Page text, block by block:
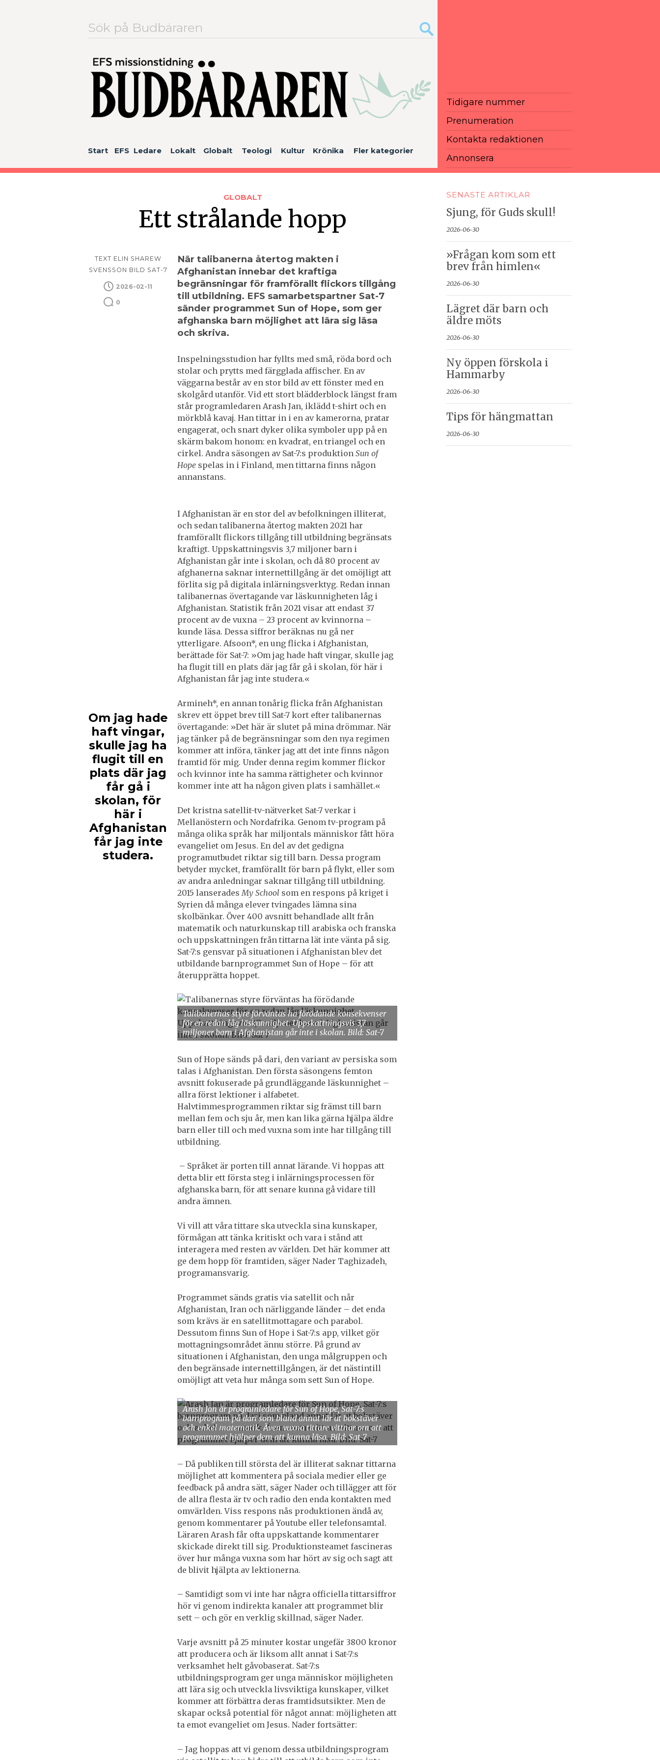
Sök
efter:
Start EFS Ledare Lokalt Globalt Teologi Kultur Krönika Fler kategorier
Tidigare nummer
Prenumeration
Kontakta redaktionen
Annonsera
GLOBALT
Ett strålande hopp
TEXT ELIN SHAREW
SVENSSON BILD SAT-7
2026-02-11
0
När talibanerna återtog makten i
Afghanistan innebar det kraftiga
begränsningar för framförallt flickors tillgång
till utbildning. EFS sam­arbets­partner Sat-7
sänder programmet Sun of Hope, som ger
afghanska barn möjlighet att lära sig läsa
och skriva.
Inspelningsstudion har fyllts med små, röda bord och
stolar och prytts med färgglada affischer. En av
väggarna består av en stor bild av ett fönster med en
skolgård utanför. Vid ett stort blädderblock längst fram
står programledaren Arash Jan, iklädd t-shirt och en
mörkblå kavaj. Han tittar in i en av kamerorna, pratar
engagerat, och snart dyker olika symboler upp på en
skärm bakom honom: en kvadrat, en triangel och en
cirkel. Andra säsongen av Sat-7:s produktion Sun of
Hope spelas in i Finland, men tittarna finns någon
annanstans.
I Afghanistan är en stor del av befolkningen illiterat,
och sedan talibanerna återtog makten 2021 har
framförallt flickors tillgång till utbildning begränsats
kraftigt. Uppskattningsvis 3,7 miljoner barn i
Afghanistan går inte i skolan, och då 80 procent av
afghanerna saknar internettillgång är det omöjligt att
förlita sig på digitala inlärningsverktyg. Redan innan
talibanernas övertagande var läskunnigheten låg i
Afghanistan. Statistik från 2021 visar att endast 37
procent av de vuxna – 23 procent av kvinnorna –
kunde läsa. Dessa siffror beräknas nu gå ner
ytterligare. Afsoon*, en ung flicka i Afghanistan,
berättade för Sat-7: »Om jag hade haft vingar, skulle jag
ha flugit till en plats där jag får gå i skolan, för här i
Afghanistan får jag inte studera.«
Om jag hade
haft vingar,
skulle jag ha
flugit till en
plats där jag
får gå i
skolan, för
här i
Afghanistan
får jag inte
studera.
Armineh*, en annan tonårig flicka från Afghanistan
skrev ett öppet brev till Sat-7 kort efter talibanernas
övertagande: »Det här är slutet på mina drömmar. När
jag tänker på de begränsningar som den nya regimen
kommer att införa, tänker jag att det inte finns någon
framtid för mig. Under denna regim kommer flickor
och kvinnor inte ha samma rättigheter och kvinnor
kommer inte att ha någon given plats i samhället.«
Det kristna satellit-tv-nätverket Sat-7 verkar i
Mellanöstern och Nordafrika. Genom tv-program på
många olika språk har miljontals människor fått höra
evangeliet om Jesus. En del av det gedigna
programutbudet riktar sig till barn. Dessa program
betyder mycket, framförallt för barn på flykt, eller som
av andra anledningar saknar tillgång till utbildning.
2015 lanserades My School som en respons på kriget i
Syrien då många elever tvingades lämna sina
skolbänkar. Över 400 avsnitt behandlade allt från
matematik och naturkunskap till arabiska och franska
och uppskattningen från tittarna lät inte vänta på sig.
Sat-7:s gensvar på situationen i Afghanistan blev det
utbildande barnprogrammet Sun of Hope – för att
återupprätta hoppet.
Talibanernas styre förväntas ha förödande konsekvenser
för en redan låg läskunnighet. Uppskattningsvis 3,7
miljoner barn i Afghanistan går inte i skolan. Bild: Sat-7
Sun of Hope sänds på dari, den variant av persiska som
talas i Afghanistan. Den första säsongens femton
avsnitt fokuserade på grundläggande läskunnighet –
allra först lektioner i alfabetet.
Halvtimmesprogrammen riktar sig främst till barn
mellan fem och sju år, men kan lika gärna hjälpa äldre
barn eller till och med vuxna som inte har tillgång till
utbildning.
– Språket är porten till annat lärande. Vi hoppas att
detta blir ett första steg i inlärningsprocessen för
afghanska barn, för att senare kunna gå vidare till
andra ämnen.
Vi vill att våra tittare ska utveckla sina kunskaper,
förmågan att tänka kritiskt och vara i stånd att
interagera med resten av världen. Det här kommer att
ge dem hopp för framtiden, säger Nader Taghizadeh,
programansvarig.
Programmet sänds gratis via satellit och når
Afghanistan, Iran och närliggande länder – det enda
som krävs är en satellitmottagare och parabol.
Dessutom finns Sun of Hope i Sat-7:s app, vilket gör
mottagningsområdet ännu större. På grund av
situationen i Afghanistan, den unga målgruppen och
den begränsade internettillgången, är det nästintill
omöjligt att veta hur många som sett Sun of Hope.
Arash Jan är programledare för Sun of Hope, Sat-7:s
barnprogram på dari som bland annat lär ut bokstäver
och enkel matematik. Även vuxna tittare vittnar om att
programmet hjälper dem att kunna läsa. Bild: Sat-7
– Då publiken till största del är illiterat saknar tittarna
möjlighet att kommentera på sociala medier eller ge
feedback på andra sätt, säger Nader och tillägger att för
de allra flesta är tv och radio den enda kontakten med
omvärlden. Viss respons nås produktionen ändå av,
genom kommentarer på Youtube eller telefonsamtal.
Läraren Arash får ofta uppskattande kommentarer
skickade direkt till sig. Produktionsteamet fascineras
över hur många vuxna som har hört av sig och sagt att
de blivit hjälpta av lektionerna.
– Samtidigt som vi inte har några officiella tittarsiffror
hör vi genom indirekta kanaler att programmet blir
sett – och gör en verklig skillnad, säger Nader.
Varje avsnitt på 25 minuter kostar ungefär 3800 kronor
att producera och är liksom allt annat i Sat-7:s
verksamhet helt gåvobaserat. Sat-7:s
utbildningsprogram ger unga människor möjligheten
att lära sig och utveckla livsviktiga kunskaper, vilket
kommer att förbättra deras framtidsutsikter. Men de
skapar också potential för något annat: möjligheten att
ta emot evangeliet om Jesus. Nader fortsätter:
– Jag hoppas att vi genom dessa utbildningsprogram
SENASTE ARTIKLAR
Sjung, för Guds skull!
2026-06-30
»Frågan kom som ett
brev från himlen«
2026-06-30
Lägret där barn och
äldre möts
2026-06-30
Ny öppen förskola i
Hammarby
2026-06-30
Tips för hängmattan
2026-06-30